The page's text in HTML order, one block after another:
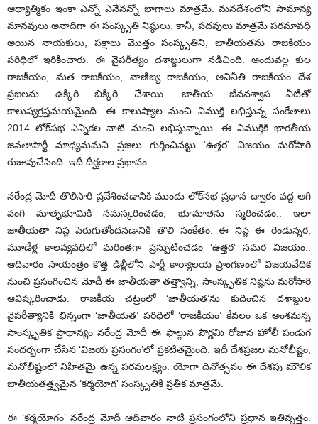
ఆధ్యాత్మికం ఇంకా ఎన్నో ఎనె్నన్నో భాగాలు మాత్రమే. మనదేశంలోని సామాన్య
మానవులు అనాదిగా ఈ సంస్కృతి నిష్ఠులు. కానీ, పదవులు మాత్రమే పరమావధి
అయిన నాయకులు, పక్షాలు మొత్తం సంస్కృతిని, జాతీయతను రాజకీయం
పరిధిలో ఇరికించారు. ఈ వైపరీత్యం దశాబ్దులుగా నడిచింది. అందువల్ల కుల
రాజకీయం, మత రాజకీయం, వాణిజ్య రాజకీయం, అవినీతి రాజకీయం దేశ
ప్రజలను ఉక్కిరి బిక్కిరి చేశాయి. జాతీయ జీవనశ్వాస వీటితో
కాలుష్యగ్రస్తమయమైంది. ఈ కాలుష్యాల నుంచి విముక్తి లభిస్తున్న సంకేతాలు
2014 లోక్‌సభ ఎన్నికల నాటి నుంచి లభిస్తున్నాయి. ఈ విముక్తికి భారతీయ
జనతాపార్టీ మాధ్యమమని ప్రజలు గుర్తించినట్టు ‘ఉత్తర’ విజయం మరోసారి
రుజువుచేసింది. ఇదీ దీర్ఘకాల ప్రభావం.
నరేంద్ర మోదీ తొలిసారి ప్రవేశించడానికి ముందు లోక్‌సభ ప్రధాన ద్వారం వద్ద ఆగి
వంగి మాతృభూమికి నమస్కరించడం, భూమాతను స్మరించడం.. ఇలా
జాతీయతా నిష్ఠ పెరుగుతోందనడానికి తొలి సంకేతం. ఈ నిష్ఠ ఈ రెండున్నర,
మూడేళ్ల కాలవ్యవధిలో మరింతగా ప్రస్ఫుటించడం ‘ఉత్తర’ సమర విజయం..
ఆదివారం సాయంత్రం కొత్త డిల్లీలోని పార్టీ కార్యాలయ ప్రాంగణంలో విజయవేదిక
నుంచి ప్రసంగించిన మోదీ ఈ జాతీయతా తత్త్వాన్ని, సాంస్కృతిక నిష్ఠను మరోసారి
ఆవిష్కరించాడు. రాజకీయ చట్రంలో ‘జాతీయత’ను కుదించిన దశాబ్దుల
వైపరీత్యానికి భిన్నంగా ‘జాతీయత’ పరిధిలో ‘రాజకీయం’ కేవలం ఒక అంశమన్న
సాంస్కృతిక ప్రాధాన్యం నరేంద్ర మోదీ ఈ ఫాల్గున పౌర్ణమి రోజున హోలీ పండుగ
సందర్భంగా చేసిన ‘విజయ ప్రసంగం’లో ప్రకటితమైంది. ఇదీ దేశప్రజల మనోభీష్టం,
మనోభీష్టంలో నిహితమై ఉన్న పరమలక్ష్యం. యోగా దినోత్సవం ఈ దేశపు మౌలిక
జాతీయతత్త్వమైన ‘కర్మయోగ’ సంస్కృతికి ప్రతీక మాత్రమే.
ఈ ‘కర్మయోగం’ నరేంద్ర మోదీ ఆదివారం నాటి ప్రసంగంలోని ప్రధాన ఇతివృత్తం.